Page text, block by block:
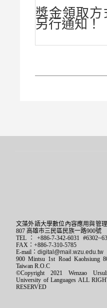
獎金領取方
另行通知！
文藻外語大學數位內容應用與管
807 高雄市三民區民族一路900號
TEL：+886-7-342-6031
FAX：+886-7-310-5785
E-mail： digital@mail.wzu.edu.tw
900 Mintsu 1st Road Kaohsiung
Taiwan R.O.C
©Copyright 2021 Wenzao
University of Languages ALL
RESERVED